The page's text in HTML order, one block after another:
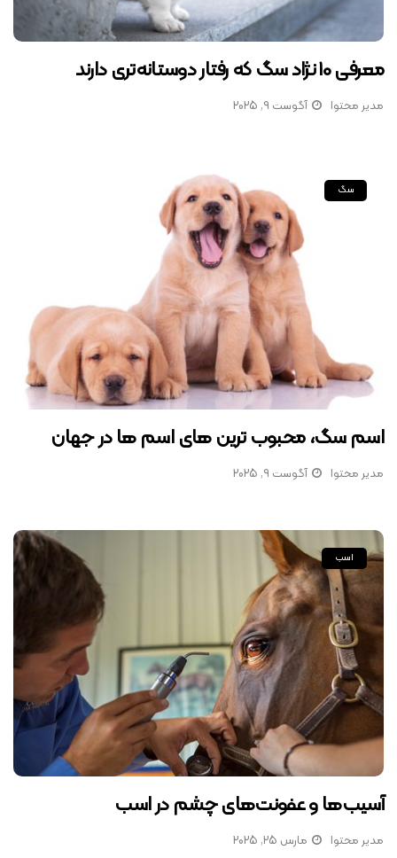
معرفی 10 نژاد سگ که رفتار دوستانه‌تری دارند
مدیر محتوا آگوست 9, 2025
سگ
اسم سگ، محبوب ترین های اسم ها در جهان
مدیر محتوا آگوست 9, 2025
اسب
آسیب‌ها و عفونت‌های چشم در اسب
مدیر محتوا مارس 25, 2025